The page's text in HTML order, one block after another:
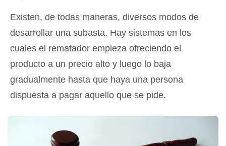
Existen, de todas maneras, diversos modos de
desarrollar una subasta. Hay sistemas en los
cuales el rematador empieza ofreciendo el
producto a un precio alto y luego lo baja
gradualmente hasta que haya una persona
dispuesta a pagar aquello que se pide.